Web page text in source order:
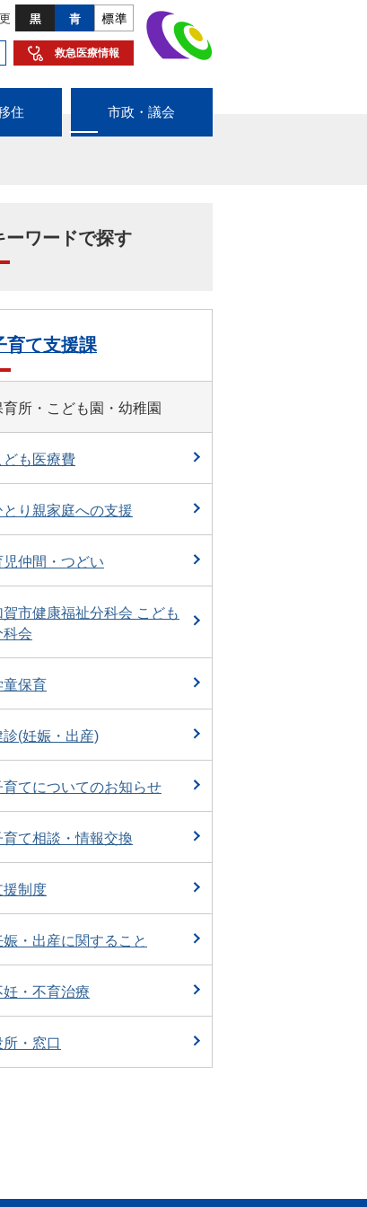
救急医療情報
住 市政・議会
ーワードで探す
育て支援課
育所・こども園・幼稚園
ども医療費
とり親家庭への支援
児仲間・つどい
賀市健康福祉分科会 こども
科会
童保育
診(妊娠・出産)
育てについてのお知らせ
育て相談・情報交換
援制度
娠・出産に関すること
妊・不育治療
所・窓口